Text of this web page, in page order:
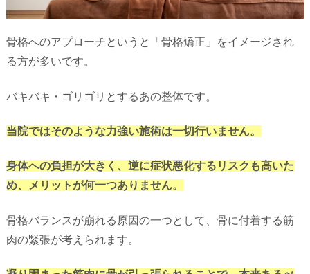
骨格へのアプローチというと「骨格矯正」をイメージされ
る方が多いです。
バキバキ・ゴリゴリとするあの整体です。
当院ではそのような力強い施術は一切行いません。
身体への負担が大きく、逆に症状悪化するリスクも高いた
め、メリットが何一つありません。
骨格バランスが崩れる原因の一つとして、骨に付着する筋
肉の緊張が考えられます。